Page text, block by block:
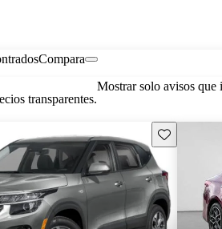
Compara
transparentes.
Mostrar solo avisos que
Guarda este